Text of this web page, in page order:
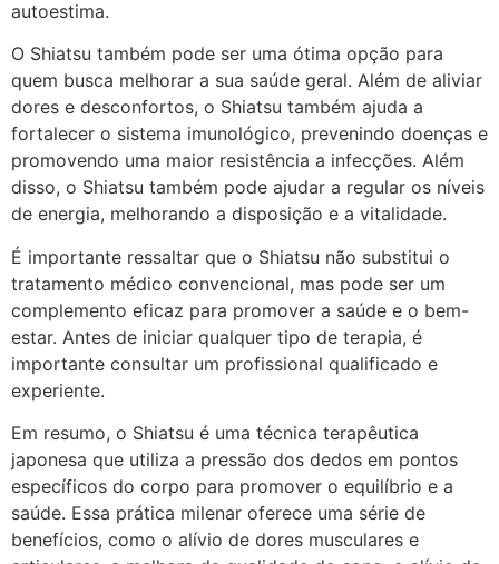
autoestima.
O Shiatsu também pode ser uma ótima opção para
quem busca melhorar a sua saúde geral. Além de aliviar
dores e desconfortos, o Shiatsu também ajuda a
fortalecer o sistema imunológico, prevenindo doenças e
promovendo uma maior resistência a infecções. Além
disso, o Shiatsu também pode ajudar a regular os níveis
de energia, melhorando a disposição e a vitalidade.
É importante ressaltar que o Shiatsu não substitui o
tratamento médico convencional, mas pode ser um
complemento eficaz para promover a saúde e o bem-
estar. Antes de iniciar qualquer tipo de terapia, é
importante consultar um profissional qualificado e
experiente.
Em resumo, o Shiatsu é uma técnica terapêutica
japonesa que utiliza a pressão dos dedos em pontos
específicos do corpo para promover o equilíbrio e a
saúde. Essa prática milenar oferece uma série de
benefícios, como o alívio de dores musculares e